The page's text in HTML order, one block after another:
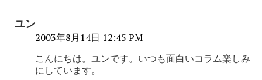
ユン
2003年8月14日 12:45 PM
こんにちは。ユンです。いつも面白いコラム楽しみ
にしています。